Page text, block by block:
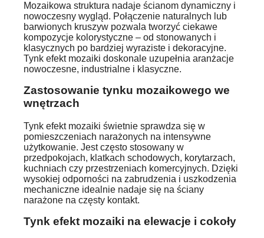
Mozaikowa struktura nadaje ścianom dynamiczny i
nowoczesny wygląd. Połączenie naturalnych lub
barwionych kruszyw pozwala tworzyć ciekawe
kompozycje kolorystyczne – od stonowanych i
klasycznych po bardziej wyraziste i dekoracyjne.
Tynk efekt mozaiki doskonale uzupełnia aranżacje
nowoczesne, industrialne i klasyczne.
Zastosowanie tynku mozaikowego we
wnętrzach
Tynk efekt mozaiki świetnie sprawdza się w
pomieszczeniach narażonych na intensywne
użytkowanie. Jest często stosowany w
przedpokojach, klatkach schodowych, korytarzach,
kuchniach czy przestrzeniach komercyjnych. Dzięki
wysokiej odporności na zabrudzenia i uszkodzenia
mechaniczne idealnie nadaje się na ściany
narażone na częsty kontakt.
Tynk efekt mozaiki na elewacje i cokoły